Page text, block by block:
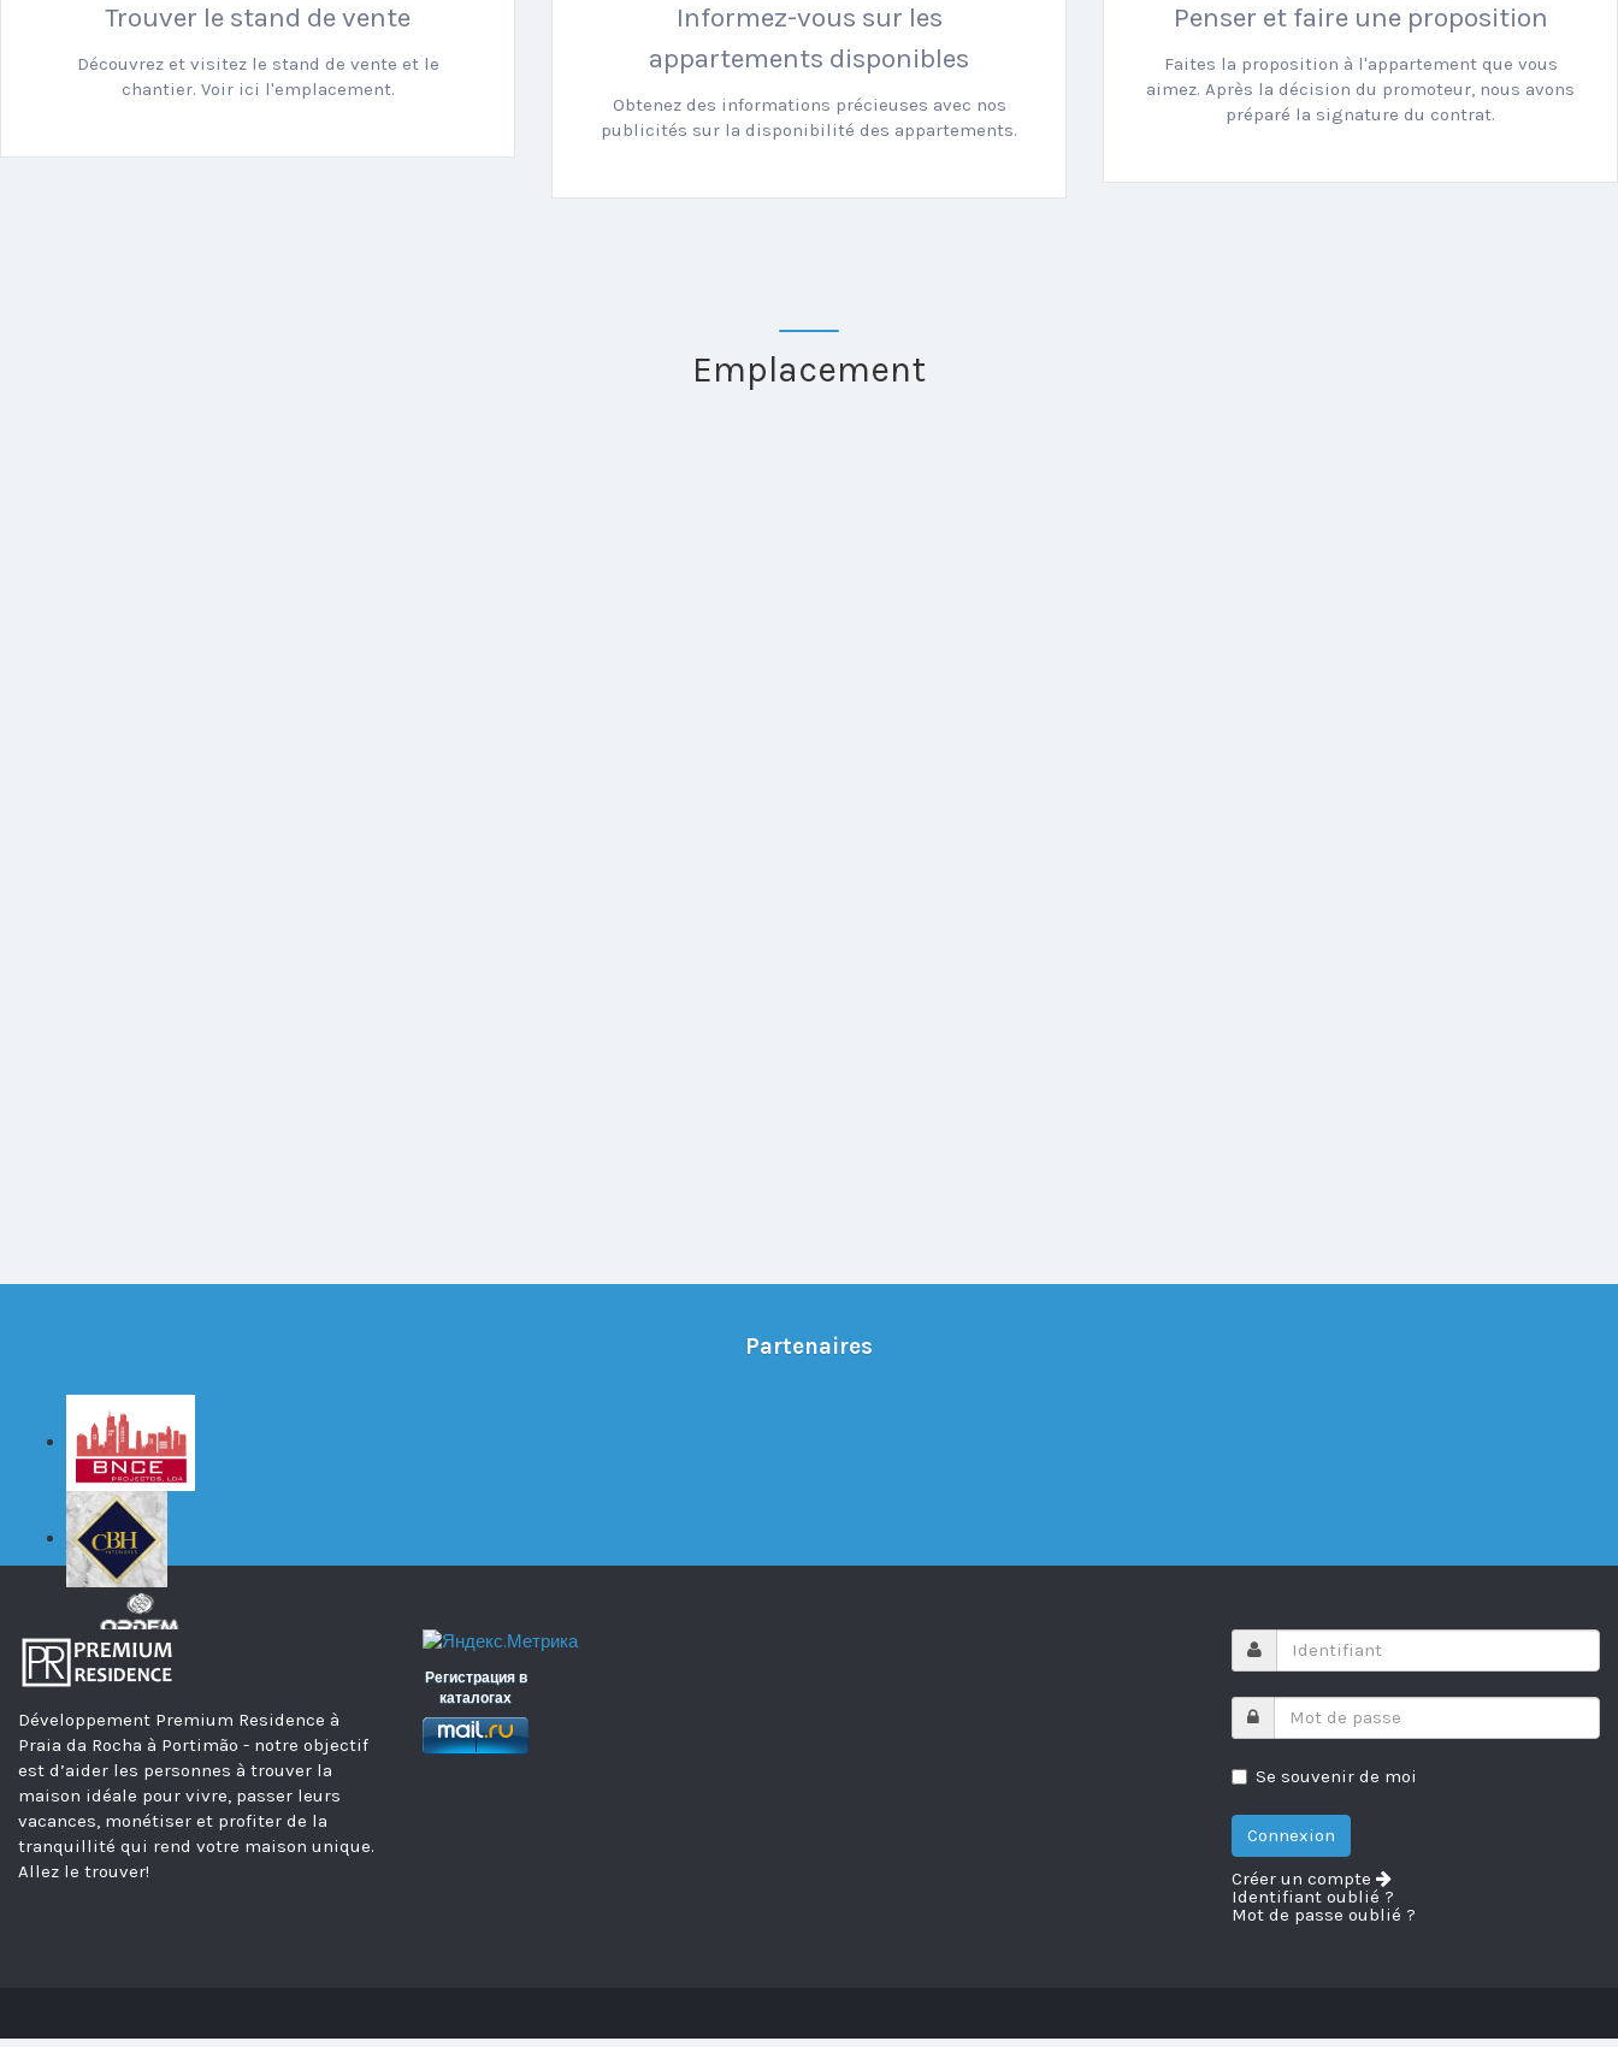
Trouver le stand de vente
Découvrez et visitez le stand de vente et le
chantier. Voir ici l'emplacement.
Informez-vous sur les
appartements disponibles
Obtenez des informations précieuses avec nos
publicités sur la disponibilité des appartements.
Penser et faire une proposition
Faites la proposition à l'appartement que vous
aimez. Après la décision du promoteur, nous avons
préparé la signature du contrat.
Emplacement
Partenaires
Développement Premium Residence à
Praia da Rocha à Portimão - notre objectif
est d’aider les personnes à trouver la
maison idéale pour vivre, passer leurs
vacances, monétiser et profiter de la
tranquillité qui rend votre maison unique.
Allez le trouver!
Регистрация в
каталогах
Se souvenir de moi
Créer un compte
Identifiant oublié ?
Mot de passe oublié ?